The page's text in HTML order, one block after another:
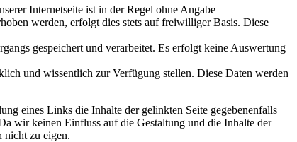
Internetseite ist in der Regel ohne Angabe
werden, erfolgt dies stets auf freiwilliger Basis. Diese
gespeichert und verarbeitet. Es erfolgt keine Auswertung
und wissentlich zur Verfügung stellen. Diese Daten werden
eines Links die Inhalte der gelinkten Seite gegebenenfalls
wir keinen Einfluss auf die Gestaltung und die Inhalte der
nicht zu eigen.